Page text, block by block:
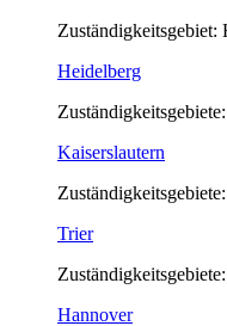
Heidelberg
Kaiserslautern
Trier
Hannover